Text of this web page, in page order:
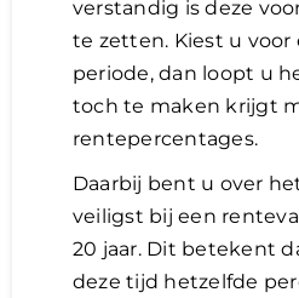
verstandig is deze
te zetten. Kiest u voor
periode, dan loopt u
toch te maken krijgt
rentepercentages.
Daarbij bent u over
veiligst bij een
20 jaar. Dit betekent
deze tijd hetzelfde